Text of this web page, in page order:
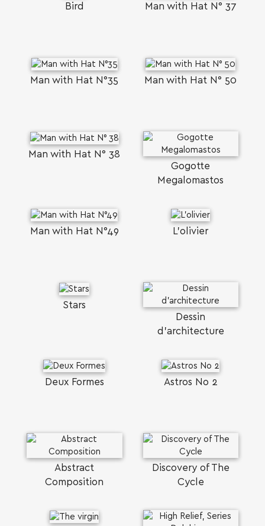
Bird Man with Hat N° 37
Man with Hat N°35 Man with Hat N° 50
Man with Hat N° 38
Gogotte
Megalomastos
Man with Hat N°49 L'olivier
Stars
Dessin
d'architecture
Deux Formes Astros No 2
Abstract
Composition
Discovery of The
Cycle